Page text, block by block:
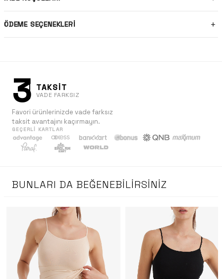
ÖDEME SEÇENEKLERI
3 TAKSİT
VADE FARKSIZ
Favori ürünlerinizde vade farksız
taksit avantajını kaçırmayın.
GEÇERLI KARTLAR
BUNLARI DA BEĞENEBILIRSINIZ